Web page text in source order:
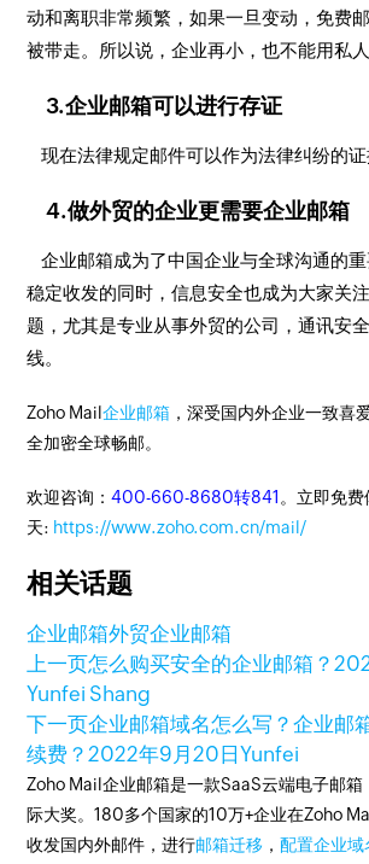
动和离职非常频繁，如果一旦变动，免费
被带走。所以说，企业再小，也不能用私人
3.企业邮箱可以进行存证
现在法律规定邮件可以作为法律纠纷的证
4.做外贸的企业更需要企业邮箱
企业邮箱成为了中国企业与全球沟通的
稳定收发的同时，信息安全也成为大家关
题，尤其是专业从事外贸的公司，通讯安
线。
Zoho Mail企业邮箱 ，深受国内外企业一致喜
全加密全球畅邮。
欢迎咨询：400-660-8680转841 。立即免费
天: https://www.zoho.com.cn/mail/
相关话题
企业邮箱外贸企业邮箱
上一页怎么购买安全的企业邮箱？
Yunfei Shang
下一页企业邮箱域名怎么写？企业邮
续费？2022年9月20日Yunfei
Zoho Mail企业邮箱是一款SaaS云端电子邮箱
际大奖。180多个国家的10万+企业在Zoho
收发国内外邮件，进行邮箱迁移 ，配置企业域